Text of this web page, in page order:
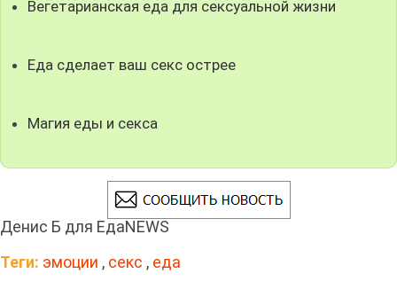
Вегетарианская еда для сексуальной жизни
Еда сделает ваш секс острее
Магия еды и секса
Денис Б для ЕдаNEWS
Теги: эмоции , секс , еда